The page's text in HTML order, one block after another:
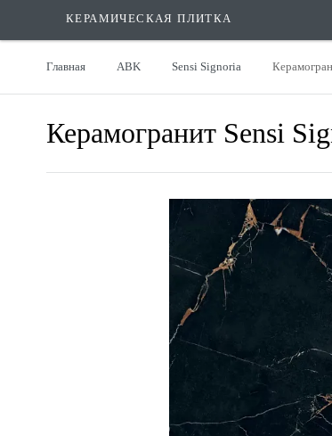
КЕРАМИЧЕСКАЯ ПЛИТКА
Главная ABK Sensi Signoria
Керамогранит Sensi